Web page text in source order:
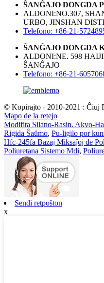
ŜANĜAJO DONGDA
ALDONI:NO.307,
URBO, JINSHAN
Telefono: +86-21-
ŜANĜAJO DONGDA
ALDONI:NE. 598
ŜANĜAJO
Telefono: +86-21-
© Kopirajto - 2010-2021 : Ĉiuj
Mapo de la retejo
Modifita Silano-Rasin. Akvo-
Rigida Ŝaŭmo, Pu-ligilo por
Hfc-245fa Bazaj Miksaĵoj de
Poliuretana Sistemo Mdi,
Sendi retpoŝton
x